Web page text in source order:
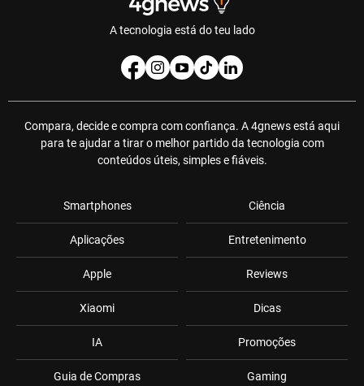
A tecnologia está do teu lado
Compara, decide e compra com confiança. A 4gnews está aqui
para te ajudar a tirar o melhor partido da tecnologia com
conteúdos úteis, simples e fiáveis.
Smartphones
Aplicações
Apple
Xiaomi
IA
Guia de Compras
Ciência
Entretenimento
Reviews
Dicas
Promoções
Gaming